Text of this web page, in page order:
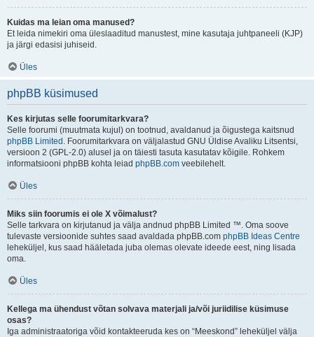
Kuidas ma leian oma manused?
Et leida nimekiri oma üleslaaditud manustest, mine kasutaja juhtpaneeli (KJP)
ja järgi edasisi juhiseid.
Üles
phpBB küsimused
Kes kirjutas selle foorumitarkvara?
Selle foorumi (muutmata kujul) on tootnud, avaldanud ja õigustega kaitsnud
phpBB Limited . Foorumitarkvara on väljalastud GNU Üldise Avaliku Litsentsi,
versioon 2 (GPL-2.0) alusel ja on täiesti tasuta kasutatav kõigile. Rohkem
informatsiooni phpBB kohta leiad phpBB.com veebilehelt.
Üles
Miks siin foorumis ei ole X võimalust?
Selle tarkvara on kirjutanud ja välja andnud phpBB Limited ™. Oma soove
tulevaste versioonide suhtes saad avaldada phpBB.com phpBB Ideas Centre
leheküljel, kus saad hääletada juba olemas olevate ideede eest, ning lisada
oma.
Üles
Kellega ma ühendust võtan solvava materjali ja/või juriidilise küsimuse
osas?
Iga administraatoriga võid kontakteeruda kes on “Meeskond” leheküljel välja